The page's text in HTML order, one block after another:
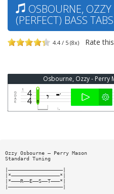
OSBOURNE,
(PERFECT) BASS TABS
4.4 / 5 (8x) Rate
Osbourne, Ozzy - Perry
Ozzy Osbourne — Perry Mason
Standard Tuning
|——————————————————|
|*————————————————*|
|*———R——E——S——T———*|
|——————————————————|